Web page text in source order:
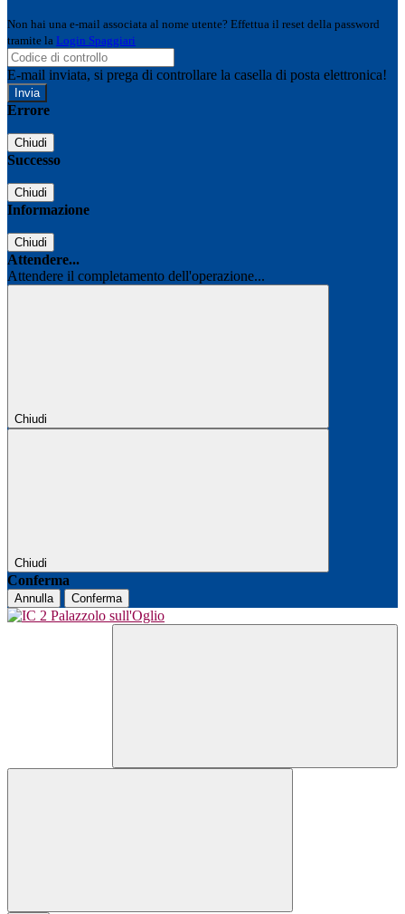
Non hai una e-mail associata al nome utente? Effettua il reset della password
tramite la Login Spaggiari
E-mail inviata, si prega di controllare la casella di posta elettronica!
Errore
Chiudi
Successo
Chiudi
Informazione
Chiudi
Attendere...
Attendere il completamento dell'operazione...
Chiudi
Chiudi
Conferma
Annulla Conferma